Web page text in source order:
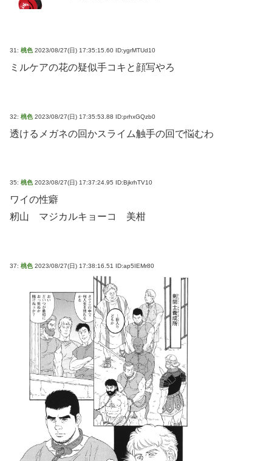
31: 桃色 2023/08/27(日) 17:35:15.60 ID:ygrMTUd10
ミルケアの花の疑似手コキと顔写やろ
32: 桃色 2023/08/27(日) 17:35:53.88 ID:prhxGQzb0
透けるメガネの回かスライム触手の回で悩むわ
35: 桃色 2023/08/27(日) 17:37:24.95 ID:BjkrhTV10
ワイの性癖
籾山 マジカルキョーコ 美柑
37: 桃色 2023/08/27(日) 17:38:16.51 ID:ap5IEMr80